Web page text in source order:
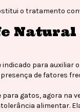
o tratamento
para auxiliar
de fatores
para gatos, agora
alimentar.